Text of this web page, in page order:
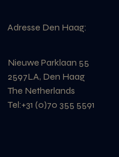
Adresse Den Haag:
Nieuwe Parklaan 55
2597LA, Den Haag
The Netherlands​
Tel:+31 (0)70 355 5591